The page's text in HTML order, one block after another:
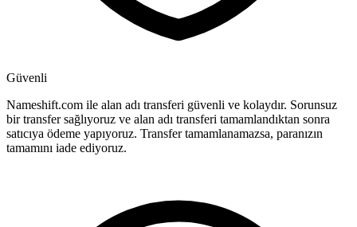
Güvenli
Nameshift.com ile alan adı transferi güvenli ve kolaydır. Sorunsuz
bir transfer sağlıyoruz ve alan adı transferi tamamlandıktan sonra
satıcıya ödeme yapıyoruz. Transfer tamamlanamazsa, paranızın
tamamını iade ediyoruz.